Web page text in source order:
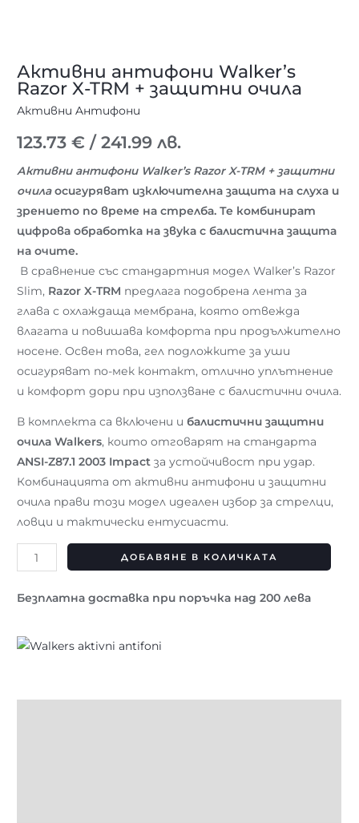
Активни антифони Walker’s
Razor X-TRM + защитни очила
Активни Aнтифони
123.73€ / 241.99 лв.
Активни антифони Walker’s Razor X-TRM + защитни
очилаосигуряват изключителна защита на слуха и
зрението по време на стрелба. Те комбинират
цифрова обработка на звука с балистична защита
на очите.
В сравнение със стандартния модел Walker’s Razor
Slim, Razor X-TRM предлага подобрена лента за
глава с охлаждаща мембрана, която отвежда
влагата и повишава комфорта при продължително
носене. Освен това, гел подложките за уши
осигуряват по-мек контакт, отлично уплътнение
и комфорт дори при използване с балистични очила.
В комплекта са включени ибалистични защитни
очила Walkers, които отговарят на стандарта
ANSI-Z87.1 2003 Impact за устойчивост при удар.
Комбинацията от активни антифони и защитни
очила прави този модел идеален избор за стрелци,
ловци и тактически ентусиасти.
ДОБАВЯНЕ В КОЛИЧКАТА
Безплатна доставка при поръчка над 200 лева